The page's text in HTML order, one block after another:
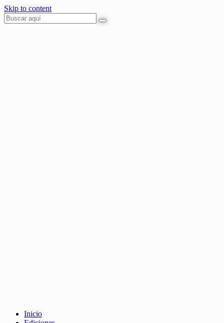
Skip to content
Inicio